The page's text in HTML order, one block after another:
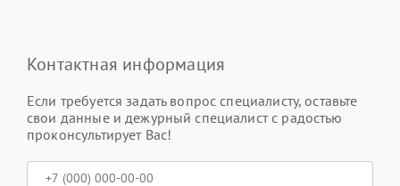
Контактная информация
Если требуется задать вопрос специалисту, оставьте
свои данные и дежурный специалист с радостью
проконсультирует Вас!